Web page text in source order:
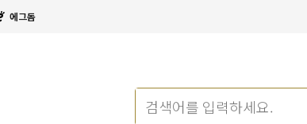
에그돔